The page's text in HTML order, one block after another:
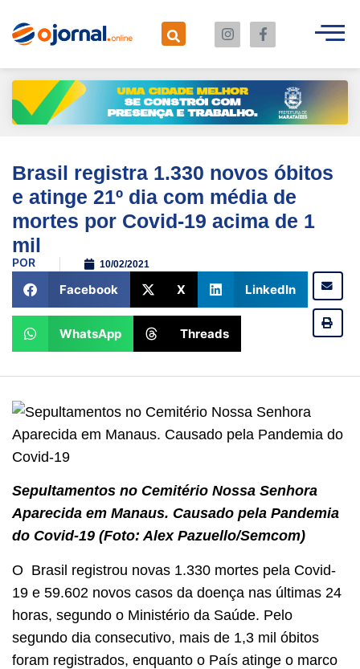
Brasil registra 1.330 novos óbitos
e atinge 21º dia com média de
mortes por Covid-19 acima de 1
mil
POR 10/02/2021
Facebook X LinkedIn
WhatsApp Threads
Sepultamentos no Cemitério Nossa Senhora
Aparecida em Manaus. Causado pela Pandemia
do Covid-19 (Foto: Alex Pazuello/Semcom)
O Brasil registrou novas 1.330 mortes pela Covid-
19 e 59.602 novos casos da doença nas últimas 24
horas, segundo o Ministério da Saúde. Pelo
segundo dia consecutivo, mais de 1,3 mil óbitos
foram registrados, enquanto o País atinge o marco